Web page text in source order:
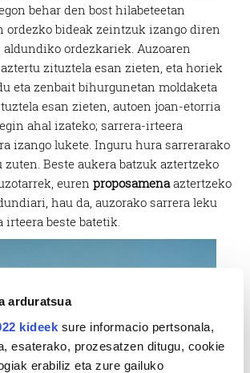
arduratsua
kideek sure informacio pertsonala,
esaterako, prozesatzen ditugu, cookie
erabiliz eta zure gailuko
behar den bost hilabeteetan
ordezko bideak zeintzuk izango diren
ordezkariek. Auzoaren
aztertu zituztela esan zieten, eta horiek
eta zenbait bihurgunetan moldaketa
esan zieten, autoen joan-etorria
ahal izateko; sarrera-irteera
izango lukete. Inguru hura sarrerarako
zuten. Beste aukera batzuk aztertzeko
eurenproposamenaaztertzeko
hau da, auzorako sarrera leku
irteera beste batetik.